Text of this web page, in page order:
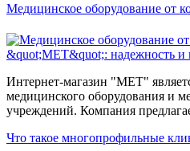
Медицинское оборудование от
Интернет-магазин "МЕТ"
медицинского оборудования и
учреждений. Компания
Что такое многопрофильные